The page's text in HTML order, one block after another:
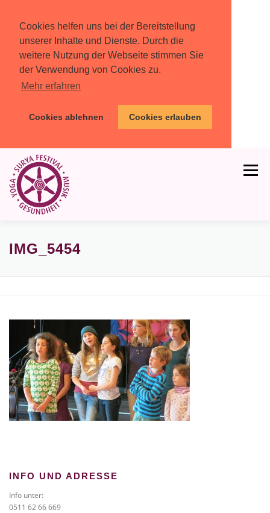
Cookies helfen uns bei der Bereitstellung
unserer Inhalte und Dienste. Durch die
weitere Nutzung der Webseite stimmen Sie
der Verwendung von Cookies zu.
Mehr erfahren
Cookies ablehnen Cookies erlauben
Inhalt
springen
Menü
HOME PROGRAMM
KONTAKT
IMG_5454
INFO UND ADRESSE
Info unter:
0511 62 66 669